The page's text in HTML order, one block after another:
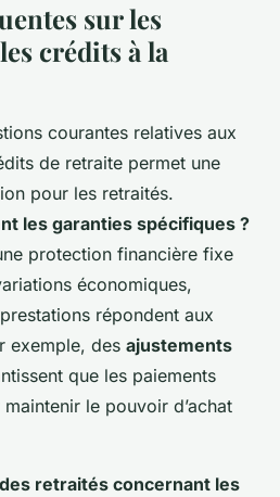
sur les
crédits à la
courantes relatives aux
de retraite permet une
pour les retraités.
les garanties spécifiques ?
protection financière fixe
économiques,
répondent aux
exemple, des ajustements
que les paiements
le pouvoir d’achat
retraités concernant les